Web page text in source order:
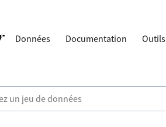
Données Documentation Outils